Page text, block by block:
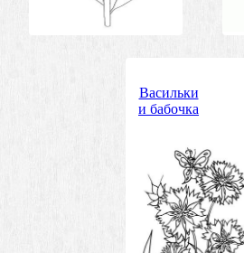
Васильки
и бабочка